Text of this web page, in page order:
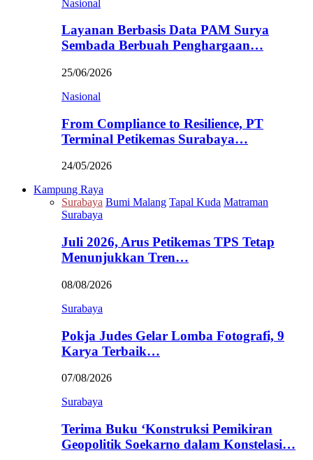
Nasional
Layanan Berbasis Data PAM Surya
Sembada Berbuah Penghargaan…
25/06/2026
Nasional
From Compliance to Resilience, PT
Terminal Petikemas Surabaya…
24/05/2026
Kampung Raya
Surabaya Bumi Malang Tapal Kuda Matraman
Surabaya
Juli 2026, Arus Petikemas TPS Tetap
Menunjukkan Tren…
08/08/2026
Surabaya
Pokja Judes Gelar Lomba Fotografi, 9
Karya Terbaik…
07/08/2026
Surabaya
Terima Buku ‘Konstruksi Pemikiran
Geopolitik Soekarno dalam Konstelasi…